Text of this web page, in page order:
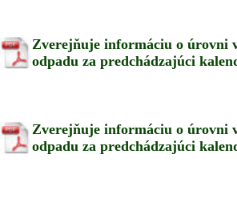
Zverejňuje informáciu o úrovni
odpadu za predchádzajúci
Zverejňuje informáciu o úrovni
odpadu za predchádzajúci